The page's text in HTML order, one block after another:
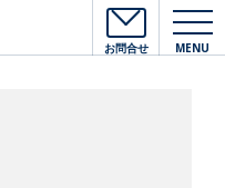
お問合せ MENU